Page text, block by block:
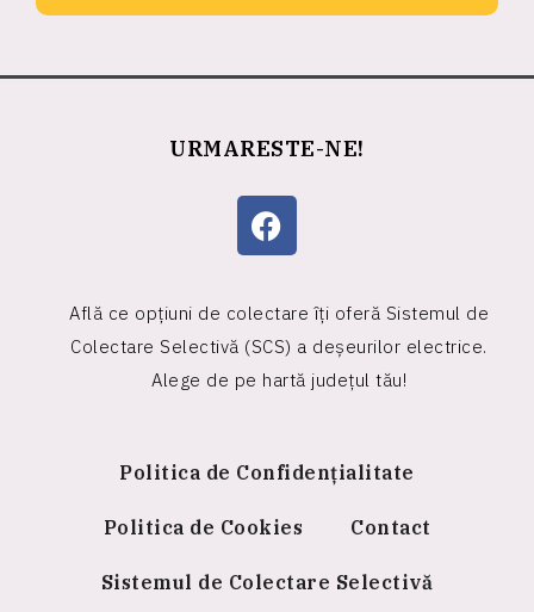
URMARESTE-NE!
Află ce opțiuni de colectare îți oferă Sistemul de
Colectare Selectivă (SCS) a deșeurilor electrice.
Alege de pe hartă județul tău!
Politica de Confidențialitate
Politica de Cookies Contact
Sistemul de Colectare Selectivă